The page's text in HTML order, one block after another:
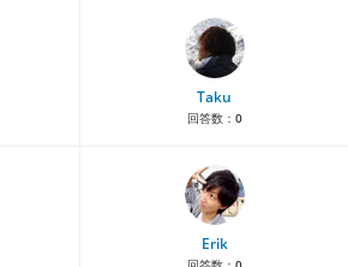
Taku
回答数： 0
Erik